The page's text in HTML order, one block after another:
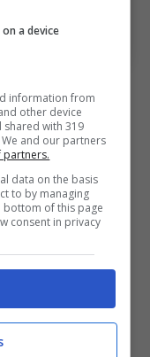
gennaio 2024
concorrenza
stagione
Calafiori
in un’attesa
giocati.
a device
information from
other device
shared with 319
and our partners
partners.
data on the basis
to by managing
bottom of this page
consent in privacy